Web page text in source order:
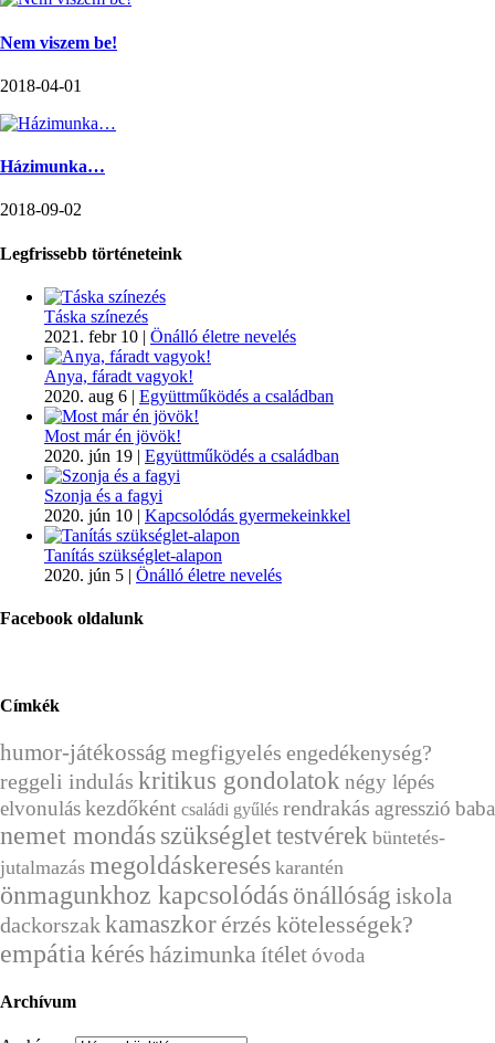
Nem viszem be!
2018-04-01
Házimunka…
2018-09-02
Legfrissebb történeteink
Táska színezés
2021. febr 10 | Önálló életre nevelés
Anya, fáradt vagyok!
2020. aug 6 | Együttműködés a családban
Most már én jövök!
2020. jún 19 | Együttműködés a családban
Szonja és a fagyi
2020. jún 10 | Kapcsolódás gyermekeinkkel
Tanítás szükséglet-alapon
2020. jún 5 | Önálló életre nevelés
Facebook oldalunk
Címkék
humor-játékosság megfigyelés engedékenység?
reggeli indulás kritikus gondolatok négy lépés
elvonuláskezdőként családi gyűlés rendrakás agresszió baba
nemet mondásszükséglettestvérek büntetés-
jutalmazás megoldáskeresés karantén
önmagunkhoz kapcsolódásönállóság iskola
dackorszakkamaszkor érzés kötelességek?
empátia kérés házimunka ítéletóvoda
Archívum